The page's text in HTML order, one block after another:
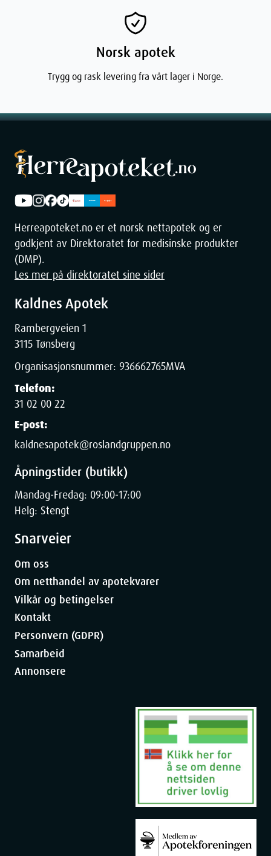
Norsk apotek
Trygg og rask levering fra vårt lager i Norge.
Herreapoteket.no er et norsk nettapotek og er
godkjent av Direktoratet for medisinske produkter
(DMP).
Les mer på direktoratet sine sider
Kaldnes Apotek
Rambergveien 1
3115 Tønsberg
Organisasjonsnummer: 936662765MVA
Telefon:
31 02 00 22
E-post:
kaldnesapotek@roslandgruppen.no
Åpningstider (butikk)
Mandag-Fredag: 09:00-17:00
Helg: Stengt
Snarveier
Om oss
Om netthandel av apotekvarer
Vilkår og betingelser
Kontakt
Personvern (GDPR)
Samarbeid
Annonsere